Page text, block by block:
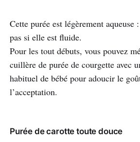
Cette purée est légèrement aqueuse
pas si elle est fluide.
Pour les tout débuts, vous pouvez
cuillère de purée de courgette avec
habituel de bébé pour adoucir le
l’acceptation.
Purée de carotte toute douce